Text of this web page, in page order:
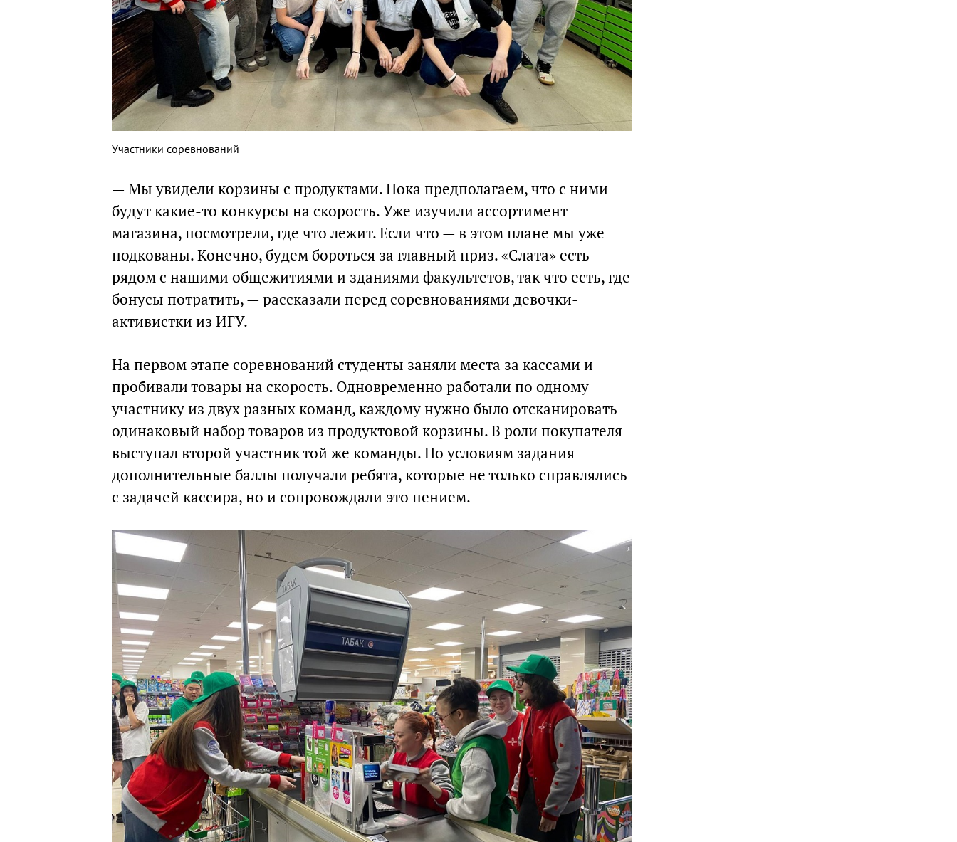
Участники соревнований
— Мы увидели корзины с продуктами. Пока предполагаем, что с ними
будут какие-то конкурсы на скорость. Уже изучили ассортимент
магазина, посмотрели, где что лежит. Если что — в этом плане мы уже
подкованы. Конечно, будем бороться за главный приз. «Слата» есть
рядом с нашими общежитиями и зданиями факультетов, так что есть, где
бонусы потратить, — рассказали перед соревнованиями девочки-
активистки из ИГУ.
На первом этапе соревнований студенты заняли места за кассами и
пробивали товары на скорость. Одновременно работали по одному
участнику из двух разных команд, каждому нужно было отсканировать
одинаковый набор товаров из продуктовой корзины. В роли покупателя
выступал второй участник той же команды. По условиям задания
дополнительные баллы получали ребята, которые не только справлялись
с задачей кассира, но и сопровождали это пением.